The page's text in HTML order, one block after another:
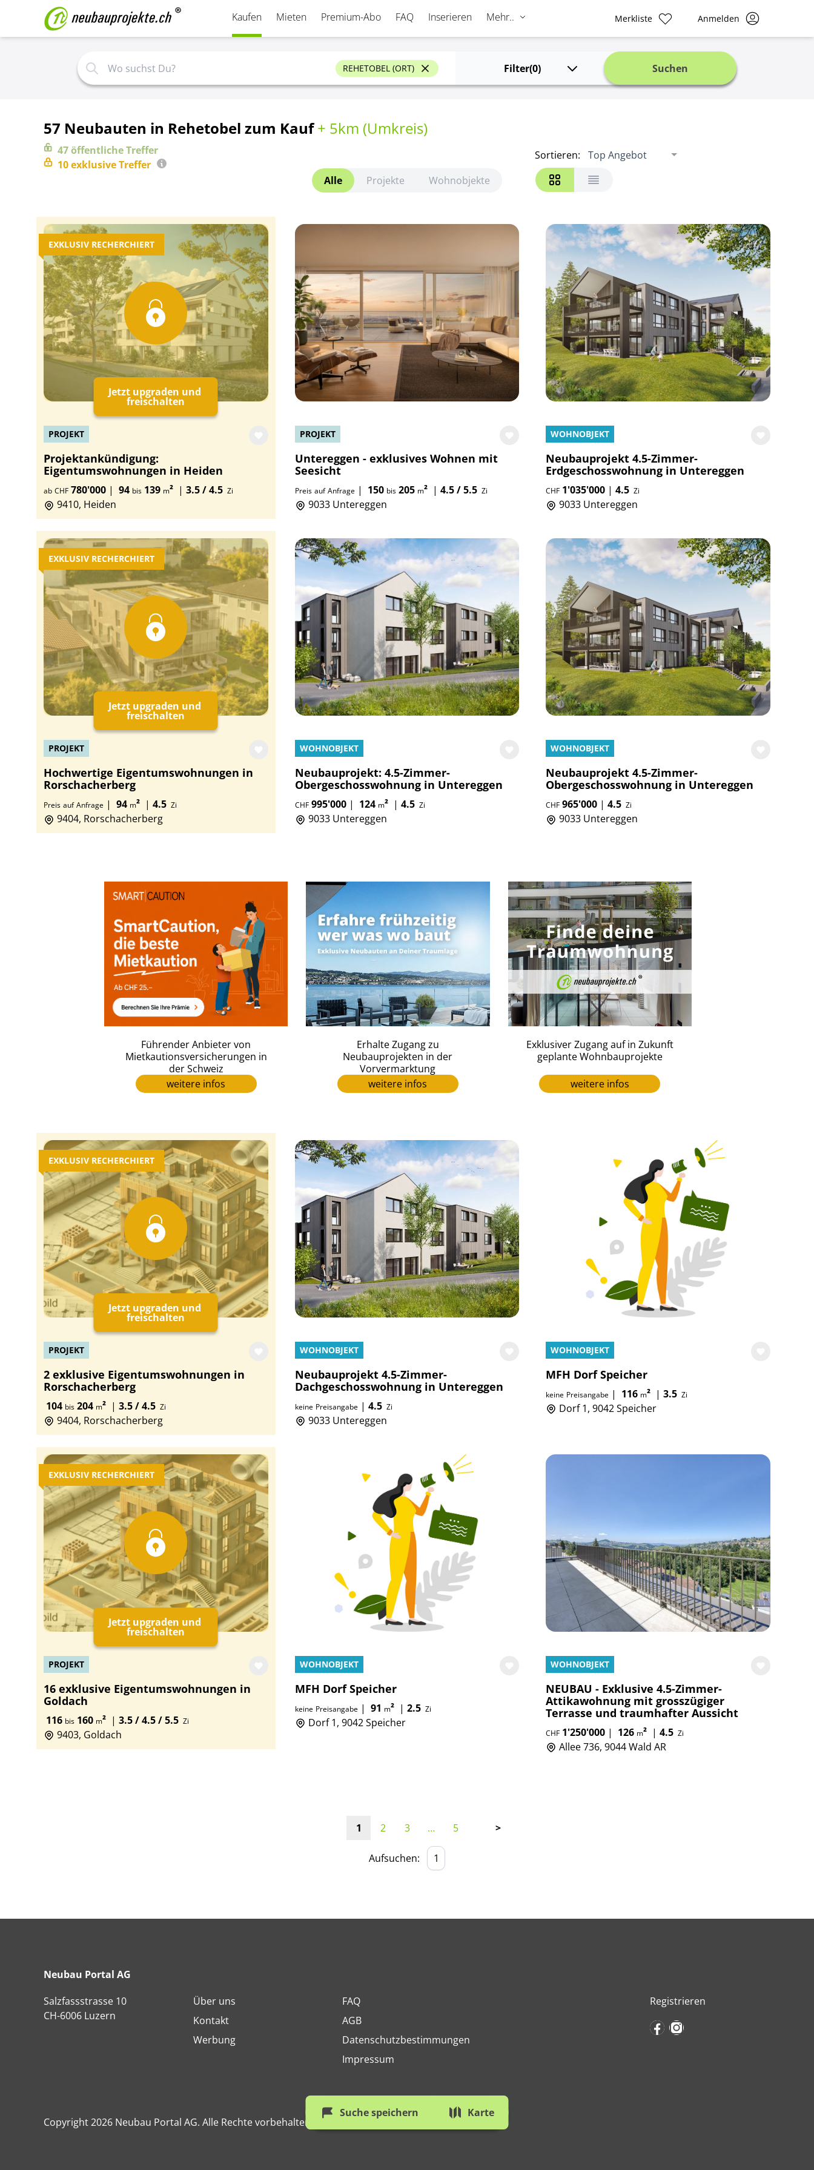
Kaufen Mieten Premium-Abo FAQ Inserieren Mehr.. Merkliste Anmelden
REHETOBEL (ORT) Filter(0) Suchen
57 Neubauten in Rehetobel zum Kauf+ 5km (Umkreis)
47öffentlicheTreffer
10exklusiveTreffer
Alle
Projekte Wohnobjekte
Sortieren: Top Angebot
EXKLUSIV RECHERCHIERT
Jetzt upgraden und
freischalten
PROJEKT
Projektankündigung:
Eigentumswohnungen in Heiden
ab CHF 780'000 | 94 bis 139 m² | 3.5 / 4.5 Zi
9410, Heiden
PROJEKT
Untereggen - exklusives Wohnen mit
Seesicht
Preis auf Anfrage| 150 bis205 m² | 4.5 / 5.5 Zi
9033 Untereggen
WOHNOBJEKT
Neubauprojekt 4.5-Zimmer-
Erdgeschosswohnung in Untereggen
CHF 1'035'000 |4.5 Zi
9033 Untereggen
EXKLUSIV RECHERCHIERT
Jetzt upgraden und
freischalten
PROJEKT
Hochwertige Eigentumswohnungen in
Rorschacherberg
Preis auf Anfrage | 94 m² | 4.5 Zi
9404, Rorschacherberg
WOHNOBJEKT
Neubauprojekt: 4.5-Zimmer-
Obergeschosswohnung in Untereggen
CHF995'000| 124 m² | 4.5 Zi
9033 Untereggen
WOHNOBJEKT
Neubauprojekt 4.5-Zimmer-
Obergeschosswohnung in Untereggen
CHF 965'000 |4.5 Zi
9033 Untereggen
Führender Anbieter von
Mietkautionsversicherungen in
der Schweiz
weitere infos
Erhalte Zugang zu
Neubauprojekten in der
Vorvermarktung
weitere infos
Exklusiver Zugang auf in Zukunft
geplante Wohnbauprojekte
weitere infos
EXKLUSIV RECHERCHIERT
Jetzt upgraden und
freischalten
PROJEKT
2 exklusive Eigentumswohnungen in
Rorschacherberg
104 bis 204 m² | 3.5 / 4.5 Zi
9404, Rorschacherberg
WOHNOBJEKT
Neubauprojekt 4.5-Zimmer-
Dachgeschosswohnung in Untereggen
keine Preisangabe| 4.5 Zi
9033 Untereggen
WOHNOBJEKT
MFH Dorf Speicher
keine Preisangabe | 116 m² |3.5 Zi
Dorf 1, 9042 Speicher
EXKLUSIV RECHERCHIERT
Jetzt upgraden und
freischalten
PROJEKT
16 exklusive Eigentumswohnungen in
Goldach
116 bis 160 m² | 3.5 / 4.5 / 5.5 Zi
9403, Goldach
WOHNOBJEKT
MFH Dorf Speicher
keine Preisangabe| 91 m² | 2.5 Zi
Dorf 1, 9042 Speicher
WOHNOBJEKT
NEUBAU - Exklusive 4.5-Zimmer-
Attikawohnung mit grosszügiger
Terrasse und traumhafter Aussicht
CHF 1'250'000 | 126 m² |4.5 Zi
Allee 736, 9044 Wald AR
1 2 3 … 5 >
Aufsuchen:
Suche speichern Karte
Neubau Portal AG
Salzfassstrasse 10
CH-6006 Luzern
Über uns
Kontakt
Werbung
FAQ
AGB
Datenschutzbestimmungen
Impressum
Registrieren
Copyright 2026 Neubau Portal AG. Alle Rechte vorbehalten.